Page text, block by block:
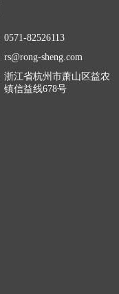
0571-82526113
rs@rong-sheng.com
浙江省杭州市萧山区益农
镇信益线678号